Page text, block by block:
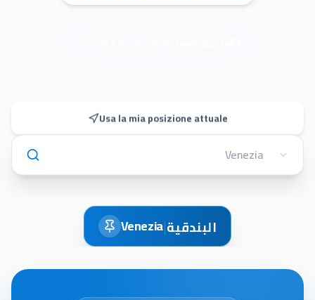
Usa la mia posizione attuale
Venezia|البندقية